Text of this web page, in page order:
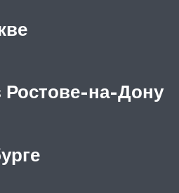
Ростове-на-Дону